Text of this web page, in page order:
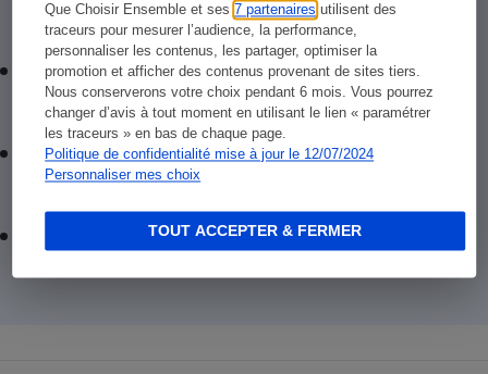
Que Choisir Ensemble et ses7 partenaires utilisent des
traceurs pour mesurer l’audience, la performance,
personnaliser les contenus, les partager, optimiser la
promotion et afficher des contenus provenant de sites tiers.
Nous conserverons votre choix pendant 6 mois. Vous pourrez
changer d’avis à tout moment en utilisant le lien « paramétrer
les traceurs » en bas de chaque page.
Politique de confidentialité mise à jour le 12/07/2024
Personnaliser mes choix
TOUT ACCEPTER & FERMER
déclaration de revenus
Impôts 2021 - Ce que vous ne devez pas
déclarer
Impôts 2021 - N’oubliez pas vos charges
déductibles
Taxe d’habitation - Combien payerez-vous en